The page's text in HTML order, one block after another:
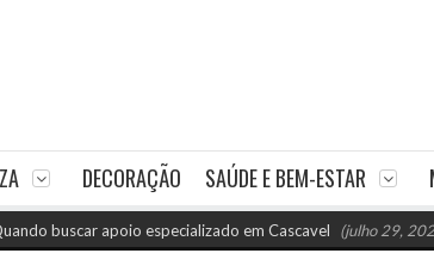
DECORAÇÃO SAÚDE E BEM-ESTAR
buscar apoio especializado em Cascavel (julho 29, 2026